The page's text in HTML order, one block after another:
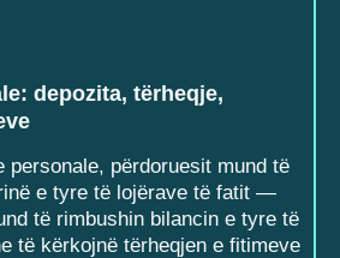
depozita, tërheqje,
personale, përdoruesit mund të
e tyre të lojërave të fatit —
të rimbushin bilancin e tyre të
të kërkojnë tërheqjen e fitimeve